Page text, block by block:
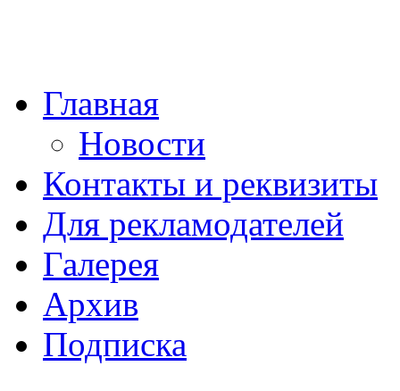
Главная
Новости
Контакты и реквизиты
Для рекламодателей
Галерея
Архив
Подписка